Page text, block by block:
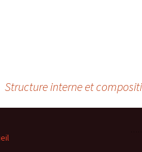
Structure interne et